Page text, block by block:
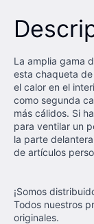
La amplia gama
esta chaqueta
el calor en el
como segunda
más cálidos. Si
para ventilar un
la parte
de artículos
¡Somos
Todos nuestros
originales.